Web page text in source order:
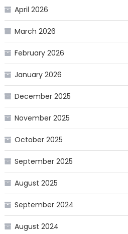
April 2026
March 2026
February 2026
January 2026
December 2025
November 2025
October 2025
September 2025
August 2025
September 2024
August 2024